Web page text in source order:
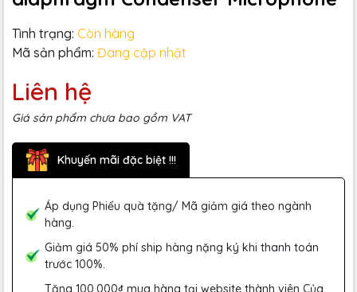
Tình trạng: Còn hàng
Mã sản phẩm: Đang cập nhật
Liên hệ
Giá sản phẩm chưa bao gồm VAT
Khuyến mãi đặc biệt !!!
Áp dụng Phiếu quà tặng/ Mã giảm giá theo ngành
hàng.
Giảm giá 50% phí ship hàng nặng ký khi thanh toán
trước 100%.
Tặng 100.000₫ mua hàng tại website thành viên Của